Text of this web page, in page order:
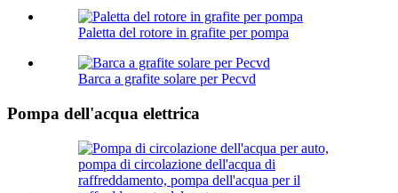
Paletta del rotore in grafite per pompa
Barca a grafite solare per Pecvd
Pompa dell'acqua elettrica